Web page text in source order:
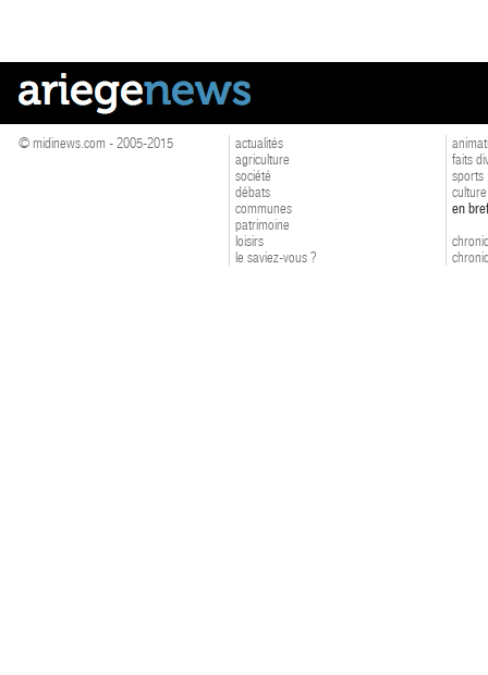
© midinews.com - 2005-2015
actualités
agriculture
société
débats
communes
patrimoine
loisirs
le saviez-vous ?
faits
sports
culture
en bref